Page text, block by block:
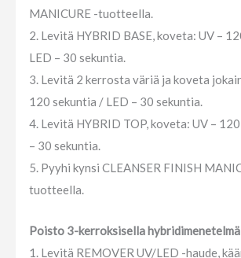
MANICURE -tuotteella.
2. Levitä HYBRID BASE, koveta: UV –
LED – 30 sekuntia.
3. Levitä 2 kerrosta väriä ja koveta
120 sekuntia / LED – 30 sekuntia.
4. Levitä HYBRID TOP, koveta: UV –
– 30 sekuntia.
5. Pyyhi kynsi CLEANSER FINISH
tuotteella.
Poisto 3-kerroksisella
1. Levitä REMOVER UV/LED -haude,